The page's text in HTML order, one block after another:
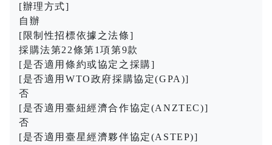
[辦理方式]
自辦
[限制性招標依據之法條]
採購法第22條第1項第9款
[是否適用條約或協定之採購]
[是否適用WTO政府採購協定(GPA)]
否
[是否適用臺紐經濟合作協定(ANZTEC)]
否
[是否適用臺星經濟夥伴協定(ASTEP)]